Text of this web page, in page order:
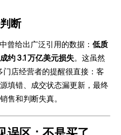
断
曾给出广泛引用的数据：低质
约 3.1 万亿美元损失。这虽然
门店经营者的提醒很直接：客
填错、成交状态漏更新，最终
售和判断失真。